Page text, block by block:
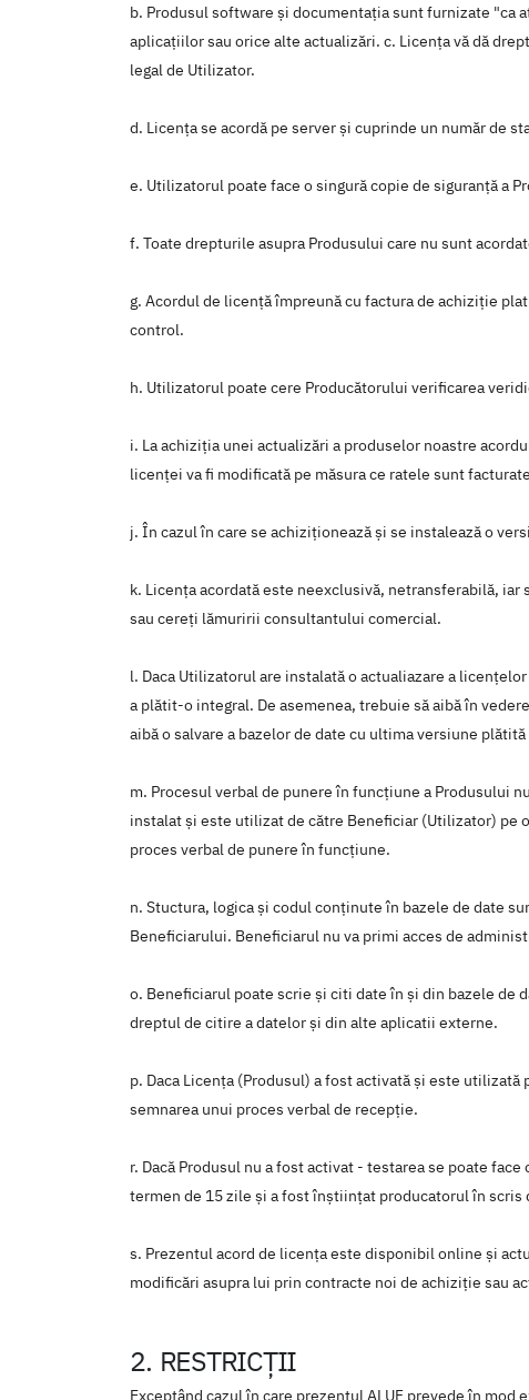
b. Produsul software şi documentaţia sunt furnizate "ca
aplicaţiilor sau orice alte actualizări. c. Licența vă dă
legal de Utilizator.
d. Licența se acordă pe server și cuprinde un număr de
e. Utilizatorul poate face o singură copie de siguranță a
f. Toate drepturile asupra Produsului care nu sunt
g. Acordul de licență împreună cu factura de achiziție
control.
h. Utilizatorul poate cere Producătorului verificarea
i. La achiziția unei actualizări a produselor noastre
licenței va fi modificată pe măsura ce ratele sunt
j. În cazul în care se achiziționează și se instalează o
k. Licența acordată este neexclusivă, netransferabilă,
sau cereți lămuririi consultantului comercial.
l. Daca Utilizatorul are instalată o actualiazare a
a plătit-o integral. De asemenea, trebuie să aibă în
aibă o salvare a bazelor de date cu ultima versiune
m. Procesul verbal de punere în funcţiune a Produsului
instalat şi este utilizat de către Beneficiar (Utilizator) pe
proces verbal de punere în funcţiune.
n. Stuctura, logica şi codul conţinute în bazele de date
Beneficiarului. Beneficiarul nu va primi acces de
o. Beneficiarul poate scrie şi citi date în şi din bazele
dreptul de citire a datelor şi din alte aplicatii externe.
p. Daca Licenţa (Produsul) a fost activată şi este
semnarea unui proces verbal de recepţie.
r. Dacă Produsul nu a fost activat - testarea se poate
termen de 15 zile şi a fost înştiinţat producatorul în
s. Prezentul acord de licența este disponibil online şi
modificări asupra lui prin contracte noi de achiziție sau
2. RESTRICŢII
Exceptând cazul în care prezentul ALUF prevede în